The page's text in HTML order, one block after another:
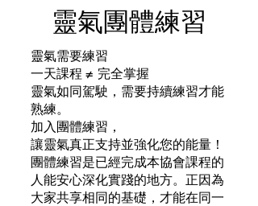
靈氣團體練習
靈氣需要練習
一天課程 ≠ 完全掌握
靈氣如同駕駛，需要持續練習才能
熟練。
加入團體練習，
讓靈氣真正支持並強化您的能量！
團體練習是已經完成本協會課程的
人能安心深化實踐的地方。正因為
大家共享相同的基礎，才能在同一